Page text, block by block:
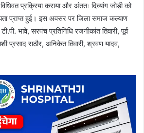
प्रक्रिया कराया और अंततः दिव्यांग जोड़ी को
प्राप्त हुई। इस अवसर पर जिला समाज कल्याण
भावे, सरपंच प्रतिनिधि रजनीकांत तिवारी, पूर्व
प्रसाद राठौर, अनिकेत तिवारी, श्रवण यादव,